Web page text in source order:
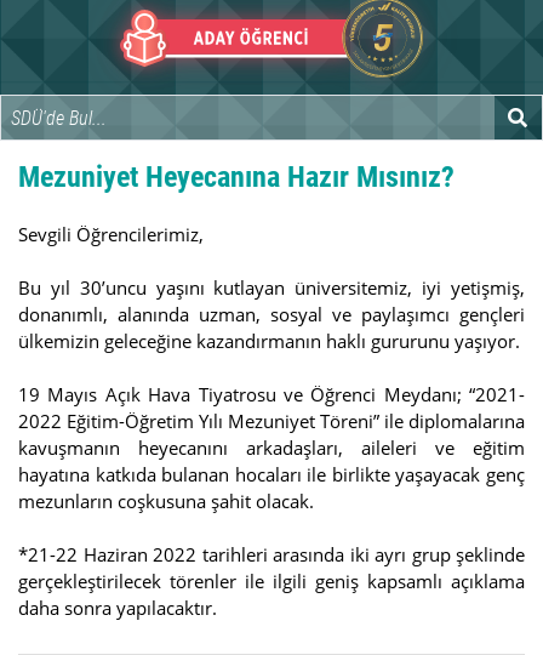
INTERNATIONAL
Mezuniyet Heyecanına Hazır Mısınız?
Sevgili Öğrencilerimiz,
Bu yıl 30’uncu yaşını kutlayan üniversitemiz, iyi yetişmiş,
donanımlı, alanında uzman, sosyal ve paylaşımcı gençleri
ülkemizin geleceğine kazandırmanın haklı gururunu yaşıyor.
19 Mayıs Açık Hava Tiyatrosu ve Öğrenci Meydanı; “2021-
2022 Eğitim-Öğretim Yılı Mezuniyet Töreni” ile diplomalarına
kavuşmanın heyecanını arkadaşları, aileleri ve eğitim
hayatına katkıda bulanan hocaları ile birlikte yaşayacak genç
mezunların coşkusuna şahit olacak.
*21-22 Haziran 2022 tarihleri arasında iki ayrı grup şeklinde
gerçekleştirilecek törenler ile ilgili geniş kapsamlı açıklama
daha sonra yapılacaktır.